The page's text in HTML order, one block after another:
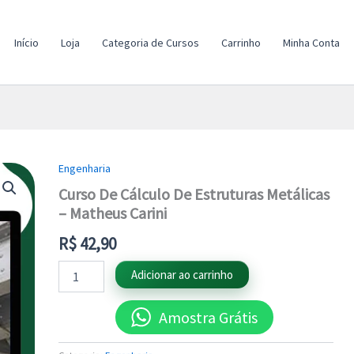
Início Loja Categoria de Cursos Carrinho Minha Conta
Engenharia
Curso De Cálculo De Estruturas Metálicas
– Matheus Carini
R$42,90
Curso
De
Cálculo
De
Estruturas
Metálicas
-
Matheus
Carini
Adicionar ao carrinho
Amostra Grátis